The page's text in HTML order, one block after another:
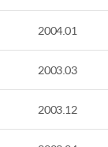
2004.01
2003.03
2003.12